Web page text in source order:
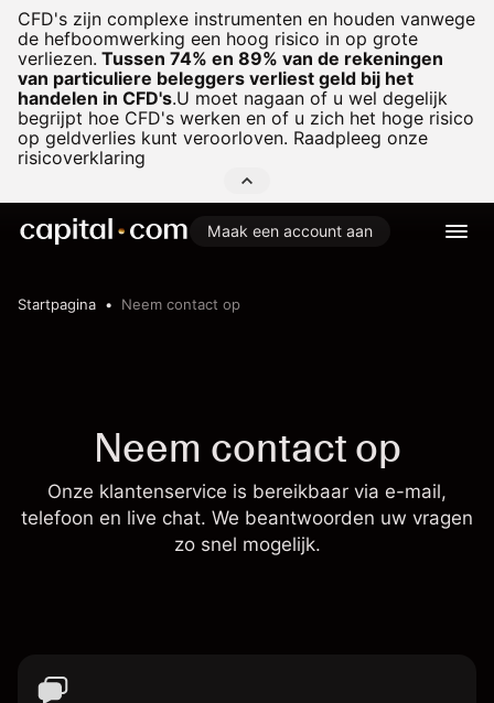
CFD's zijn complexe instrumenten en houden vanwege
de hefboomwerking een hoog risico in op grote
verliezen. Tussen 74% en 89% van de rekeningen
van particuliere beleggers verliest geld bij het
handelen in CFD's.U moet nagaan of u wel degelijk
begrijpt hoe CFD's werken en of u zich het hoge risico
op geldverlies kunt veroorloven. Raadpleeg onze
risicoverklaring
Maak een account aan
Startpagina Neem contact op
Neem contact op
Onze klantenservice is bereikbaar via e-mail,
telefoon en live chat. We beantwoorden uw vragen
zo snel mogelijk.